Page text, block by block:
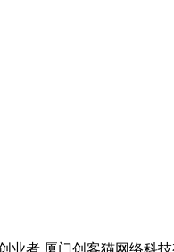
业者 厦门创客猫网络科